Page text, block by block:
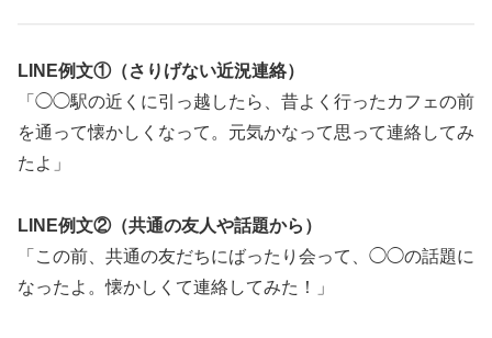
LINE例文①（さりげない近況連絡）
「◯◯駅の近くに引っ越したら、昔よく行ったカフェの前
を通って懐かしくなって。元気かなって思って連絡してみ
たよ」
LINE例文②（共通の友人や話題から）
「この前、共通の友だちにばったり会って、◯◯の話題に
なったよ。懐かしくて連絡してみた！」